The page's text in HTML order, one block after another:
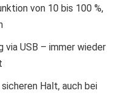
von 10 bis 100 %,
via USB – immer wieder
Halt, auch bei